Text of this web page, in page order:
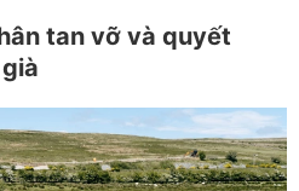
tan vỡ và quyết